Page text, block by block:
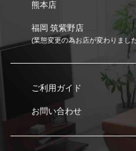
熊本店
福岡 筑紫野店
(業態変更の為お店が変わりまし
ご利用ガイド
お問い合わせ